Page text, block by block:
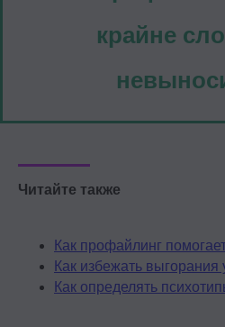
крайне
Читайте также
Как профайлинг
Как избежать выгорания
Как определять